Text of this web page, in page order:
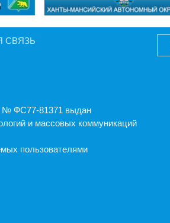
СВЯЗЬ
№ ФС77-81371 выдан
и массовых коммуникаций
пользователями